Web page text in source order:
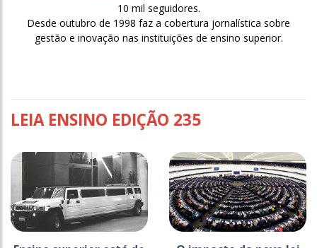
10 mil seguidores.
Desde outubro de 1998 faz a cobertura jornalística sobre
gestão e inovação nas instituições de ensino superior.
LEIA ENSINO EDIÇÃO 235